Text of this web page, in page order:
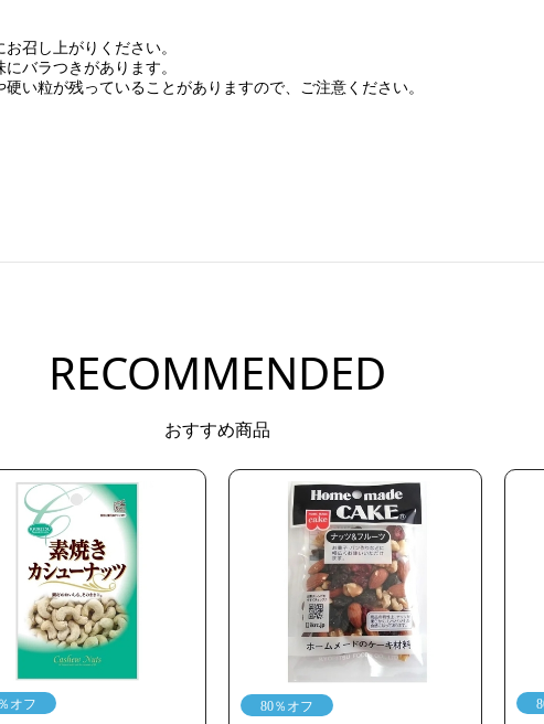
召し上がりください。
バラつきがあります。
い粒が残っていることがありますので、ご注意ください。
RECOMMENDED
おすすめ商品